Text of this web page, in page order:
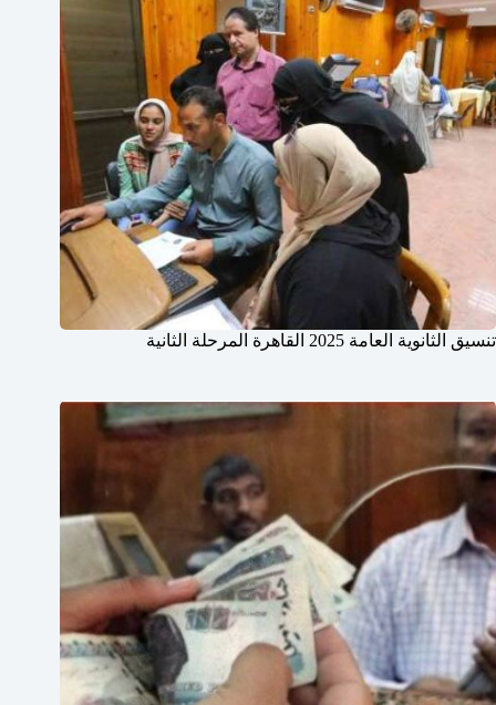
تنسيق الثانوية العامة 2025 القاهرة المرحلة الثانية